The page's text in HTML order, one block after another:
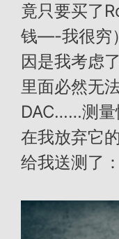
竟只要买了
钱—-我很穷
因是我考虑
里面必然无
DAC……测
在我放弃它
给我送测了：